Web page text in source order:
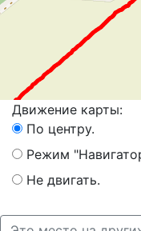
Движение карты:
По центру.
Режим
Не двигать.